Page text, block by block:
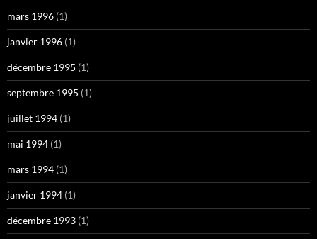
mars 1996 (1)
janvier 1996 (1)
décembre 1995 (1)
septembre 1995 (1)
juillet 1994 (1)
mai 1994 (1)
mars 1994 (1)
janvier 1994 (1)
décembre 1993 (1)